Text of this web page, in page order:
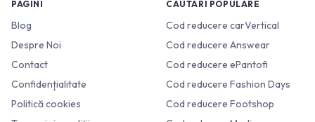
PAGINI
Blog
Despre Noi
Contact
Confidențialitate
Politică cookies
CAUTARI POPULARE
Cod reducere carVertical
Cod reducere Answear
Cod reducere ePantofi
Cod reducere Fashion Days
Cod reducere Footshop